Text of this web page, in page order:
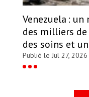
Venezuela :
des milliers
des soins et
Publié le Jul 27, 2026